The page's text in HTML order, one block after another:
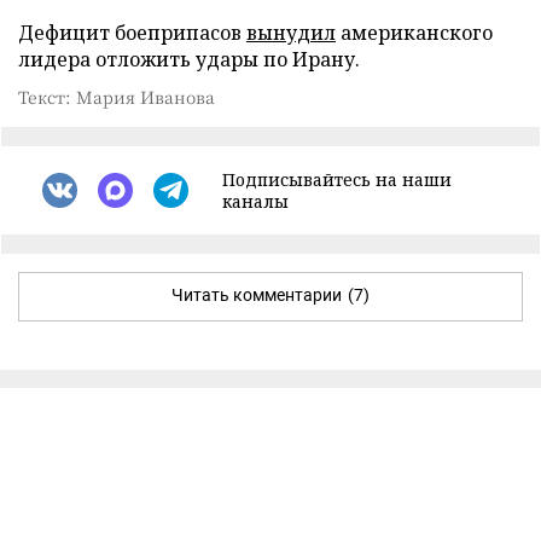
Дефицит боеприпасов вынудил американского
лидера отложить удары по Ирану.
Текст: Мария Иванова
Подписывайтесь на наши
каналы
Читать комментарии (7)